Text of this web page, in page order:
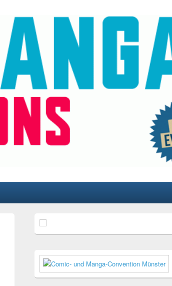
Primärer
Seitenleisten
Widget-